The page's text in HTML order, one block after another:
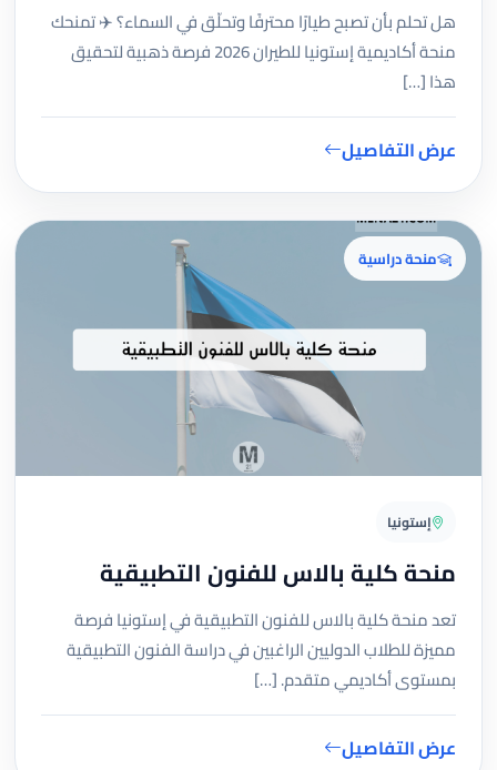
هل تحلم بأن تصبح طيارًا محترفًا وتحلّق في السماء؟ ✈️ تمنحك
منحة أكاديمية إستونيا للطيران 2026 فرصة ذهبية لتحقيق
هذا […]
عرض التفاصيل
منحة دراسية
إستونيا
منحة كلية بالاس للفنون التطبيقية
تعد منحة كلية بالاس للفنون التطبيقية في إستونيا فرصة
مميزة للطلاب الدوليين الراغبين في دراسة الفنون التطبيقية
بمستوى أكاديمي متقدم. […]
عرض التفاصيل